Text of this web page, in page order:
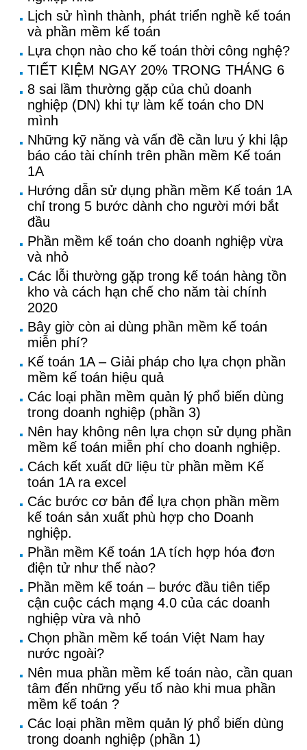
Lịch sử hình thành, phát triển nghề kế toán
và phần mềm kế toán
Lựa chọn nào cho kế toán thời công nghệ?
TIẾT KIỆM NGAY 20% TRONG THÁNG 6
8 sai lầm thường gặp của chủ doanh
nghiệp (DN) khi tự làm kế toán cho DN
mình
Những kỹ năng và vấn đề cần lưu ý khi lập
báo cáo tài chính trên phần mềm Kế toán
1A
Hướng dẫn sử dụng phần mềm Kế toán 1A
chỉ trong 5 bước dành cho người mới bắt
đầu
Phần mềm kế toán cho doanh nghiệp vừa
và nhỏ
Các lỗi thường gặp trong kế toán hàng tồn
kho và cách hạn chế cho năm tài chính
2020
Bây giờ còn ai dùng phần mềm kế toán
miễn phí?
Kế toán 1A – Giải pháp cho lựa chọn phần
mềm kế toán hiệu quả
Các loại phần mềm quản lý phổ biến dùng
trong doanh nghiệp (phần 3)
Nên hay không nên lựa chọn sử dụng phần
mềm kế toán miễn phí cho doanh nghiệp.
Cách kết xuất dữ liệu từ phần mềm Kế
toán 1A ra excel
Các bước cơ bản để lựa chọn phần mềm
kế toán sản xuất phù hợp cho Doanh
nghiệp.
Phần mềm Kế toán 1A tích hợp hóa đơn
điện tử như thế nào?
Phần mềm kế toán – bước đầu tiên tiếp
cận cuộc cách mạng 4.0 của các doanh
nghiệp vừa và nhỏ
Chọn phần mềm kế toán Việt Nam hay
nước ngoài?
Nên mua phần mềm kế toán nào, cần quan
tâm đến những yếu tố nào khi mua phần
mềm kế toán ?
Các loại phần mềm quản lý phổ biến dùng
trong doanh nghiệp (phần 1)